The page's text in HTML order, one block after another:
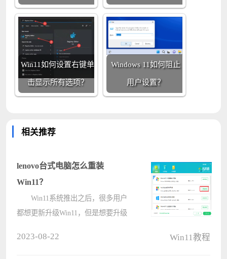
Win11如何设置右键单
击显示所有选项？
Windows 11如何阻止
用户设置？
相关推荐
lenovo台式电脑怎么重装
Win11？
Win11系统推出之后，很多用户
都想更新升级Win11，但是想要升级
2023-08-22 Win11教程